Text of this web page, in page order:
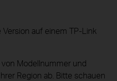
auf einem TP-Link
Modellnummer und
Region ab. Bitte schauen